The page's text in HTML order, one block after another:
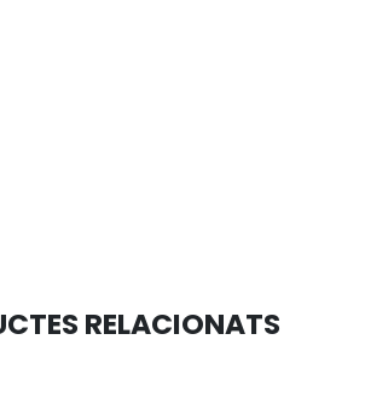
RELACIONATS